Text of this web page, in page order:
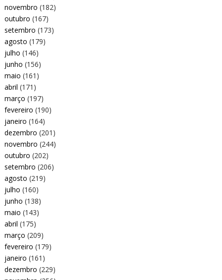
novembro (182)
outubro (167)
setembro (173)
agosto (179)
julho (146)
junho (156)
maio (161)
abril (171)
março (197)
fevereiro (190)
janeiro (164)
dezembro (201)
novembro (244)
outubro (202)
setembro (206)
agosto (219)
julho (160)
junho (138)
maio (143)
abril (175)
março (209)
fevereiro (179)
janeiro (161)
dezembro (229)